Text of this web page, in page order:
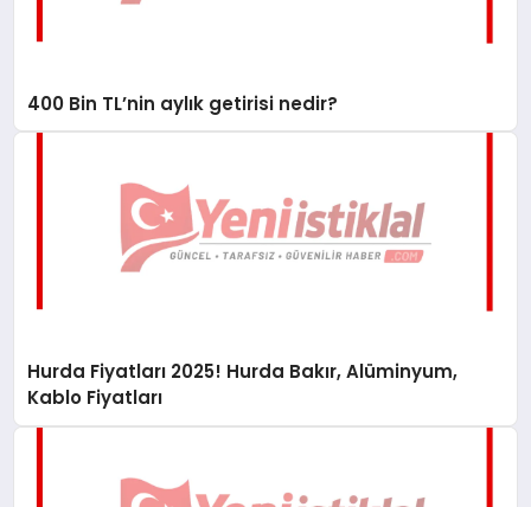
400 Bin TL’nin aylık getirisi nedir?
Hurda Fiyatları 2025! Hurda Bakır, Alüminyum,
Kablo Fiyatları